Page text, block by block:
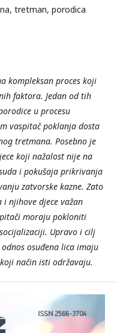
tretman, porodica
kompleksan proces koji
faktora. Jedan od tih
u procesu
vaspitač poklanja dosta
tretmana. Posebno je
koji nažalost nije na
i pokušaja prikrivanja
zatvorske kazne. Zato
njihove djece važan
moraju pokloniti
Upravo i cilj
osuđena lica imaju
način isti održavaju.